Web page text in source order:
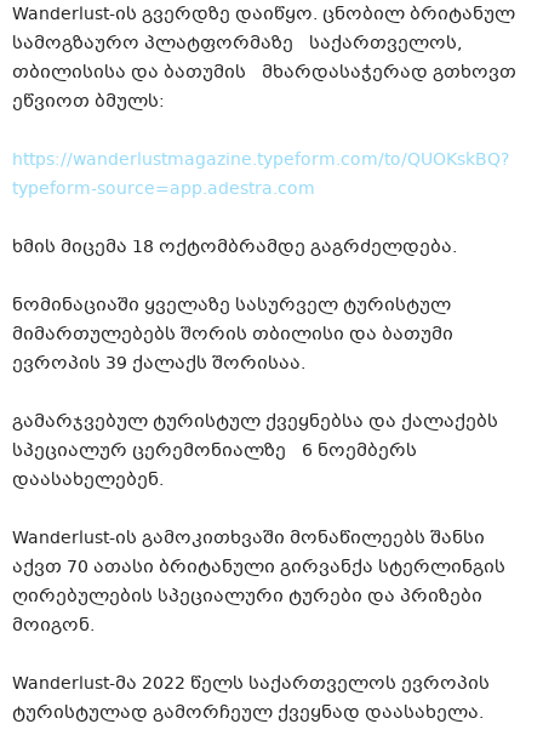
Wanderlust-ის გვერდზე დაიწყო. ცნობილ ბრიტანულ
სამოგზაურო პლატფორმაზე საქართველოს,
თბილისისა და ბათუმის მხარდასაჭერად გთხოვთ
ეწვიოთ ბმულს:
https://wanderlustmagazine.typeform.com/to/QUOKskBQ?
typeform-source=app.adestra.com
ხმის მიცემა 18 ოქტომბრამდე გაგრძელდება.
ნომინაციაში ყველაზე სასურველ ტურისტულ
მიმართულებებს შორის თბილისი და ბათუმი
ევროპის 39 ქალაქს შორისაა.
გამარჯვებულ ტურისტულ ქვეყნებსა და ქალაქებს
სპეციალურ ცერემონიალზე 6 ნოემბერს
დაასახელებენ.
Wanderlust-ის გამოკითხვაში მონაწილეებს შანსი
აქვთ 70 ათასი ბრიტანული გირვანქა სტერლინგის
ღირებულების სპეციალური ტურები და პრიზები
მოიგონ.
Wanderlust-მა 2022 წელს საქართველოს ევროპის
ტურისტულად გამორჩეულ ქვეყნად დაასახელა.